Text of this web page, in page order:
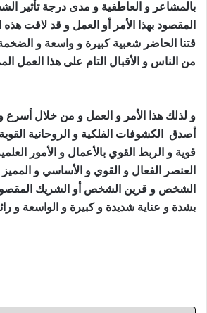
بالمشاعر و العاطفية و مدى درجة تأثير
المقصود بهذا الأمر أو العمل و قد لاقت
قتنا الحاضر شعبية كبيرة و واسعة و الضخمة
من الناس و الأقبال التام على هذا العمل
و لذلك هذا الأمر و العمل و من خلال
أصدق الكشوفات الفلكية و الروحانية
قوية و الربط القوي بالأعمال و الأمور
العنصر الفعال و القوي و الأساسي و
الشخص و قرين الشخص أو الشريك
بشدة و عناية شديدة و كبيرة و الواسعة و